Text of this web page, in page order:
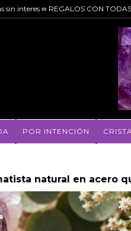
sin interes ∞ REGALOS CON
POR INTENCIÓN
natural en acero